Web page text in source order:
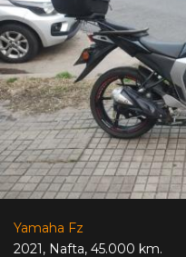
Yamaha Fz
2021, Nafta, 45.000 km.